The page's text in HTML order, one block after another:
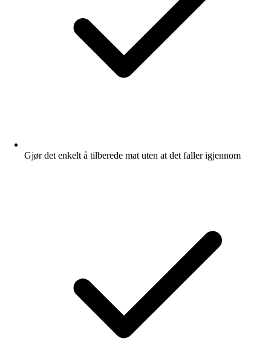
Gjør det enkelt å tilberede mat uten at det faller igjennom